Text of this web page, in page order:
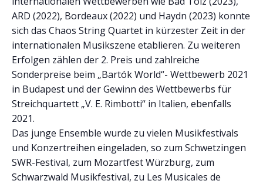
ARD (2022), Bordeaux (2022) und Haydn (2023) konnte
sich das Chaos String Quartet in kürzester Zeit in der
internationalen Musikszene etablieren. Zu weiteren
Erfolgen zählen der 2. Preis und zahlreiche
Sonderpreise beim „Bartók World“- Wettbewerb 2021
in Budapest und der Gewinn des Wettbewerbs für
Streichquartett „V. E. Rimbotti“ in Italien, ebenfalls
2021.
Das junge Ensemble wurde zu vielen Musikfestivals
und Konzertreihen eingeladen, so zum Schwetzingen
SWR-Festival, zum Mozartfest Würzburg, zum
Schwarzwald Musikfestival, zu Les Musicales de